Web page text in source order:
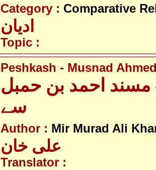
Category : Comparative
ادیان
Topic :
Peshkash - Musnad
احمد بن حمبل
سے
Author : Mir Murad Ali
علی خان
Translator :